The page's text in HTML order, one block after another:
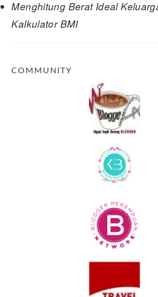
Menghitung Berat Ideal
Kalkulator BMI
COMMUNITY